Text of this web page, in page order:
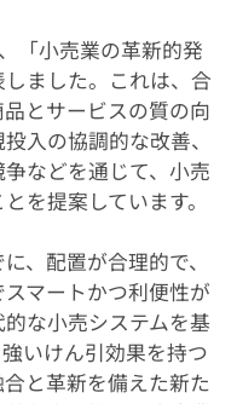
「小売業の革新的発
ました。これは、合
とサービスの質の向
入の協調的な改善、
などを通じて、小売
を提案しています。
、配置が合理的で、
マートかつ利便性が
な小売システムを基
いけん引効果を持つ
と革新を備えた新た